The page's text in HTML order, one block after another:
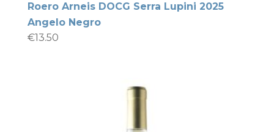
Roero Arneis DOCG Serra Lupini 2025
Angelo Negro
€13.50